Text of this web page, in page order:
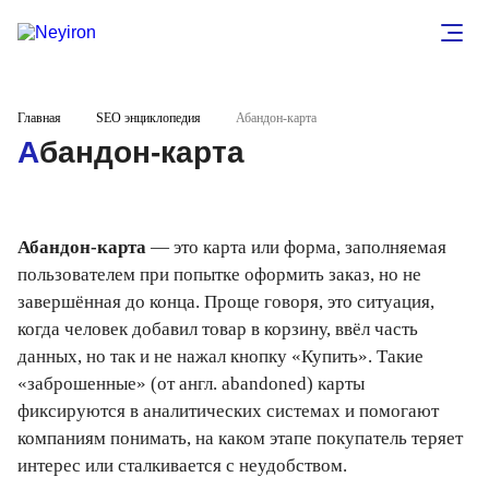
Главная SEO энциклопедия Абандон-карта
Абандон-карта
Абандон-карта — это карта или форма, заполняемая
пользователем при попытке оформить заказ, но не
завершённая до конца. Проще говоря, это ситуация,
когда человек добавил товар в корзину, ввёл часть
данных, но так и не нажал кнопку «Купить». Такие
«заброшенные» (от англ. abandoned) карты
фиксируются в аналитических системах и помогают
компаниям понимать, на каком этапе покупатель теряет
интерес или сталкивается с неудобством.